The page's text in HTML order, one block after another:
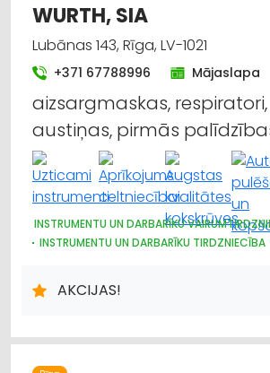
WURTH, SIA
Lubānas 143, Rīga, LV-1021
+371 67788996 Mājaslapa
aizsargmaskas, respiratori,
austiņas, pirmās
INSTRUMENTU UN DARBARĪKU
INSTRUMENTU UN DARBARĪKU TIRDZNIECĪBA
AUTOSERVISU APRĪKOJUMS
DARBA AIZSARDZĪBAS LĪDZEKĻI,
VAIRUMTIRDZNIECĪBA
BŪVMATERIĀLU, BŪVKONSTRUKCIJU
AKCIJAS!